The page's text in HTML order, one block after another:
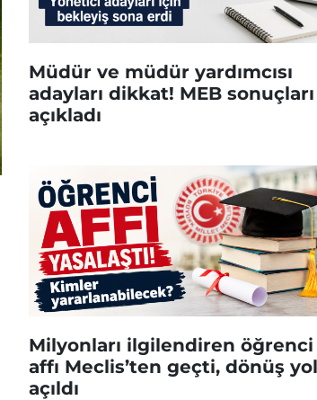
Müdür ve müdür yardımcısı
adayları dikkat! MEB sonuçları
açıkladı
Milyonları ilgilendiren öğrenci
affı Meclis’ten geçti, dönüş
açıldı